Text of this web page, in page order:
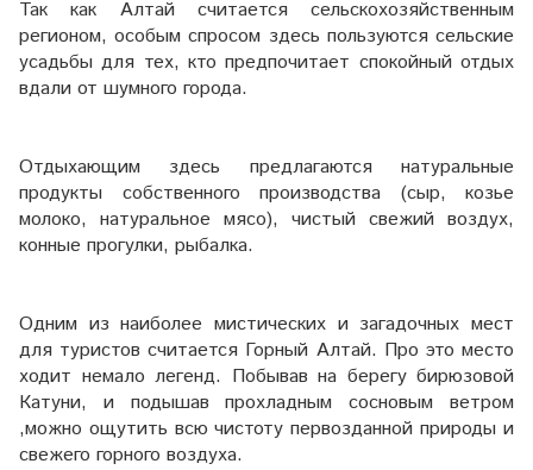
Так как Алтай считается сельскохозяйственным
регионом, особым спросом здесь пользуются сельские
усадьбы для тех, кто предпочитает спокойный отдых
вдали от шумного города.
Отдыхающим здесь предлагаются натуральные
продукты собственного производства (сыр, козье
молоко, натуральное мясо), чистый свежий воздух,
конные прогулки, рыбалка.
Одним из наиболее мистических и загадочных мест
для туристов считается Горный Алтай. Про это место
ходит немало легенд. Побывав на берегу бирюзовой
Катуни, и подышав прохладным сосновым ветром
,можно ощутить всю чистоту первозданной природы и
свежего горного воздуха.